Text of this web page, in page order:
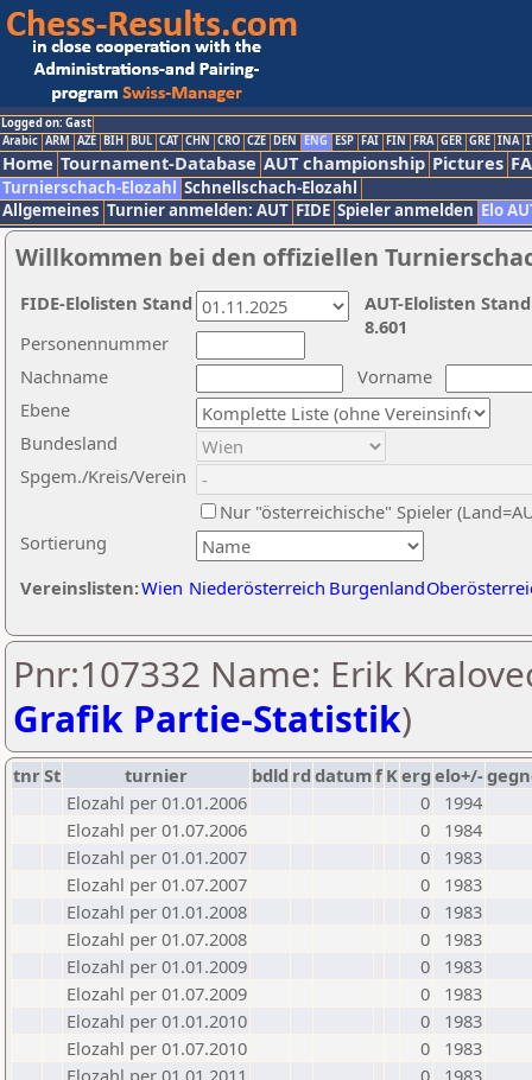
Logged on: Gast
Arabic ARM AZE BIH BUL CAT CHN CRO CZE DEN ENG ESP FAI FIN FRA GER GRE INA
Home Tournament-Database AUT championship Pictures
Turnierschach-Elozahl Schnellschach-Elozahl
Allgemeines Turnier anmelden: AUT FIDE Spieler anmelden Elo
Willkommen bei den offiziellen
Nachname
Vorname
Ebene
Sortierung
Personennummer
Bundesland
Spgem./Kreis/Verein
Nur "österreichische" Spieler
Vereinslisten:Wien Niederösterreich Burgenland
AUT-Elolisten
8.601
FIDE-Elolisten Stand
Pnr:107332 Name: Erik
Grafik Partie-Statistik)
tnrSt turnier bdld rd datumf Kerg elo+/-
Elozahl per 01.01.2006
0
1994
Elozahl per 01.07.2006
0
1984
Elozahl per 01.01.2007
0
1983
Elozahl per 01.07.2007
0
1983
Elozahl per 01.01.2008
0
1983
Elozahl per 01.07.2008
0
1983
Elozahl per 01.01.2009
0
1983
Elozahl per 01.07.2009
0
1983
Elozahl per 01.01.2010
0
1983
Elozahl per 01.07.2010
0
1983
Elozahl per 01.01.2011
0
1983